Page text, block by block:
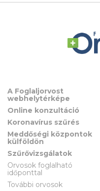
A Foglaljorvost
webhelytérképe
Online konzultáció
Koronavírus szűrés
Meddőségi központok
külföldön
Szűrővizsgálatok
Orvosok foglalható
időponttal
További orvosok